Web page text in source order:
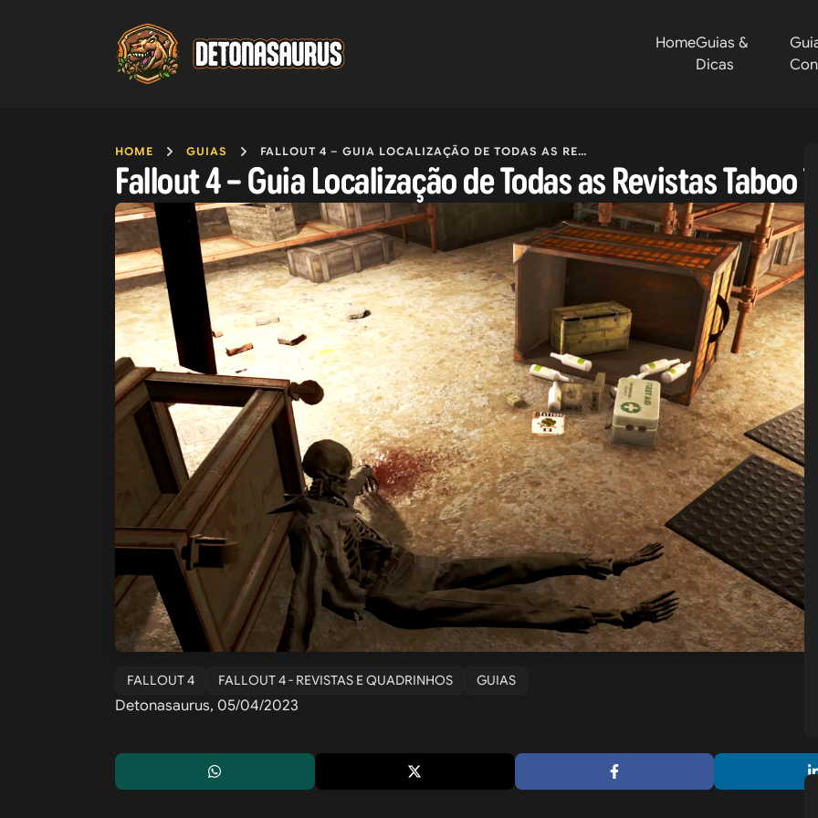
HomeGuias &
Dicas
HOME GUIAS FALLOUT 4 – GUIA LOCALIZAÇÃO DE TODAS AS REVISTAS TABOO TATTOOS
Fallout 4 – Guia Localização de Todas as Revistas Taboo
FALLOUT 4 FALLOUT 4 - REVISTAS E QUADRINHOS GUIAS
Detonasaurus, 05/04/2023